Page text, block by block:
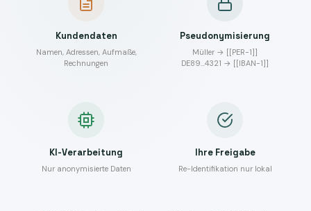
Kundendaten
Namen, Adressen, Aufmaße,
Rechnungen
Pseudonymisierung
Müller → [[PER-1]]
DE89…4321 → [[IBAN-1]]
KI-Verarbeitung
Nur anonymisierte Daten
Ihre Freigabe
Re-Identifikation nur lokal